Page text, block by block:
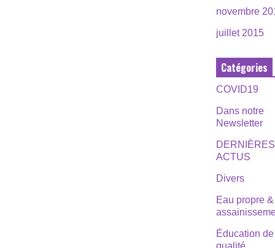
novembre
juillet 2015
Catégories
COVID19
Dans notre
Newsletter
DERNIÈRES
ACTUS
Divers
Eau propre &
Éducation de
qualité